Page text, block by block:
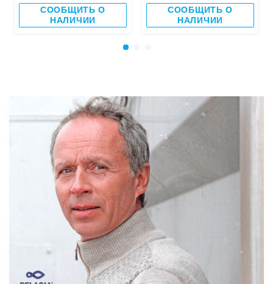
СООБЩИТЬ О
НАЛИЧИИ
СООБЩИТЬ О
НАЛИЧИИ